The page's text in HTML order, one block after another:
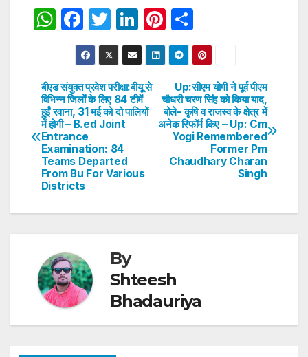
आपका ईमेल पता, फोन नंबर
और अन्य विवरण पूरी तरह
W
s
A
p
p
F
a
c
e
b
o
o
k
T
w
itt
er
Li
n
k
e
dI
Pi
nt
er
e
st
h
ar
e
Post
navigation
Up:सीएम योगी ने पूर्व पीएम
चौधरी चरण सिंह को किया याद,
बोले- कृषि व राजस्व के क्षेत्र में
अनेक रिफॉर्म किए – Up: Cm
Yogi Remembered
Former Pm
Chaudhary Charan
Singh
बीएड संयुक्त प्रवेश परीक्षा:बीयू से
विभिन्न जिलों के लिए 84 टीमें
हुईं रवाना, 31 मई को दो पालियों
में होगी – B.ed Joint
Entrance
Examination: 84
Teams Departed
From Bu For Various
Districts
By
Shteesh
Bhadauriya